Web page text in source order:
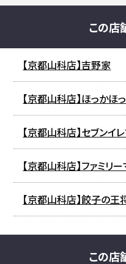
この店
【京都山科店】吉野家
【京都山科店】ほっか
【京都山科店】セブンイ
【京都山科店】ファミリ
【京都山科店】餃子の
この店